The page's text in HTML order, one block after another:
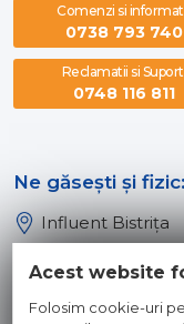
Comenzi si
0738 793 740
Reclamatii si
0748 116 811
Ne găsești și fizic:
Influent Bistrița
Acest website
Folosim cookie-uri